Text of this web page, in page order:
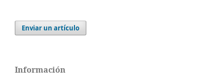
Enviar un artículo
Información